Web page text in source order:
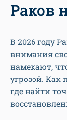
Раков
В 2026 году
внимания
намекают,
угрозой. Как
где найти